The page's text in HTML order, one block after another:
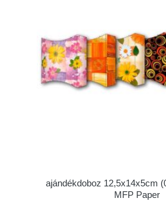
ajándékdoboz 12,5x14x5cm
MFP Paper